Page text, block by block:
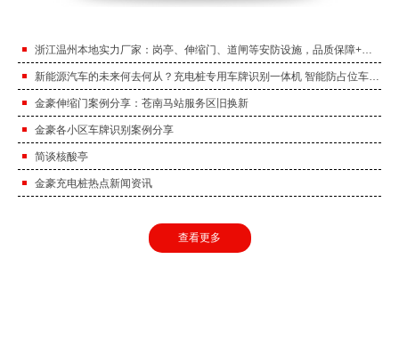
浙江温州本地实力厂家：岗亭、伸缩门、道闸等安防设施，品质保障+售后及时！
新能源汽车的未来何去何从？充电桩专用车牌识别一体机 智能防占位车牌识别。
金豪伸缩门案例分享：苍南马站服务区旧换新
金豪各小区车牌识别案例分享
简谈核酸亭
金豪充电桩热点新闻资讯
查看更多